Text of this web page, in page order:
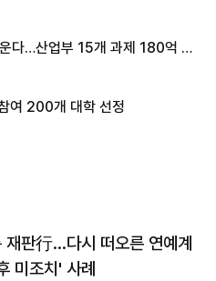
다…산업부 15개 과제 180억 지
여 200개 대학 선정
재판行…다시 떠오른 연예계
미조치' 사례